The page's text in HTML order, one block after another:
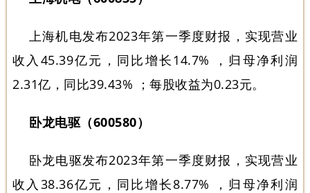
上海机电发布2023年第一季度财报，实现营业
收入45.39亿元，同比增长14.7% ，归母净利润
2.31亿，同比39.43% ；每股收益为0.23元。
卧龙电驱（600580）
卧龙电驱发布2023年第一季度财报，实现营业
收入38.36亿元，同比增长8.77% ，归母净利润